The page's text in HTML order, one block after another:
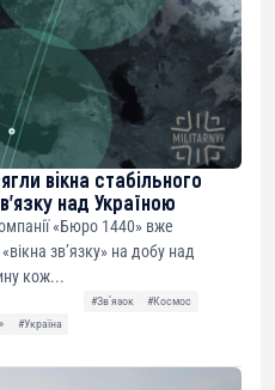
вікна стабільного
над Україною
«Бюро 1440» вже
зв’язку» на добу над
кож...
#Звʼязок
#Космос
#Україна